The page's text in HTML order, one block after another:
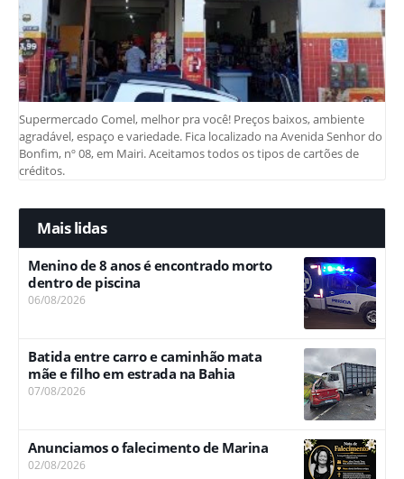
Supermercado Comel, melhor pra você! Preços baixos, ambiente
agradável, espaço e variedade. Fica localizado na Avenida Senhor do
Bonfim, nº 08, em Mairi. Aceitamos todos os tipos de cartões de
créditos.
Mais lidas
Menino de 8 anos é encontrado morto
dentro de piscina
06/08/2026
Batida entre carro e caminhão mata
mãe e filho em estrada na Bahia
07/08/2026
Anunciamos o falecimento de Marina
02/08/2026